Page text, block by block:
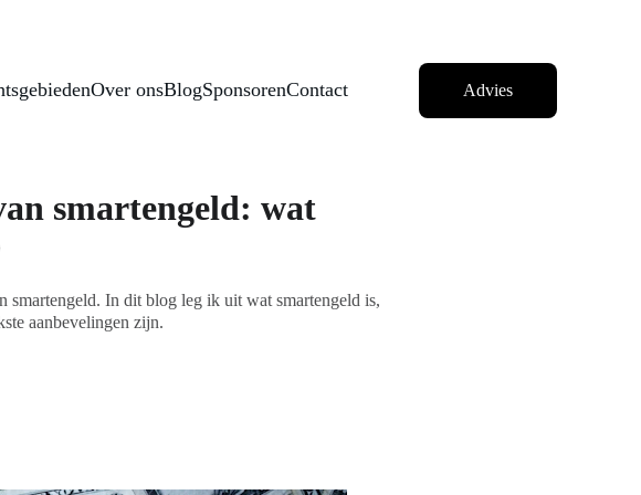
Over onsBlogSponsorenContact Advies
smartengeld: wat
smartengeld. In dit blog leg ik uit wat smartengeld is,
aanbevelingen zijn.